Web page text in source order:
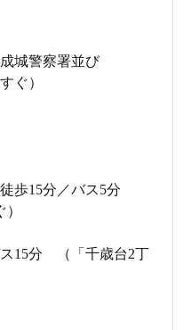
成城警察署並び
ぐ）
歩15分／バス5分
15分 （「千歳台2丁